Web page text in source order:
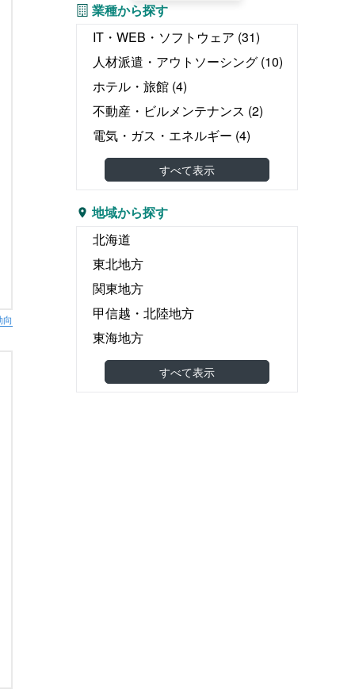
業種から探す
IT・WEB・ソフトウェア (31)
人材派遣・アウトソーシング (10)
ホテル・旅館 (4)
不動産・ビルメンテナンス (2)
電気・ガス・エネルギー (4)
教育・塾(0)
介護・医療・福祉(2)
婚礼・葬儀(0)
物流・運輸・倉庫
リース・レンタル
飲食(4)
広告・出版・印刷
エンタテイメント関連
食品製造・食品卸(22)
機械・金属・電子部品(49)
すべて表示
地域から探す
北海道
東北地方
関東地方
甲信越・北陸地方
東海地方
関西地方
中国地方
すべて表示